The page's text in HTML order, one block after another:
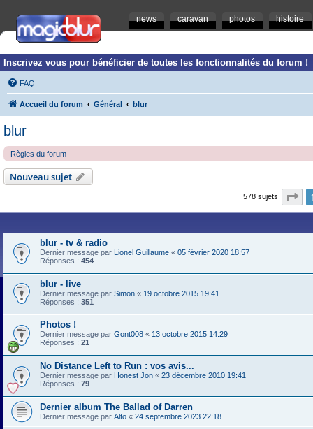
news caravan photos histoire
Inscrivez vous pour bénéficier de toutes les fonctionnalités du forum !
FAQ
Accueil du forum Général blur
blur
Règles du forum
Nouveau sujet
578 sujets
blur - tv & radio
Dernier message par Lionel Guillaume « 05 février 2020 18:57
Réponses : 454
blur - live
Dernier message par Simon « 19 octobre 2015 19:41
Réponses : 351
Photos !
Dernier message par Gont008 « 13 octobre 2015 14:29
Réponses : 21
No Distance Left to Run : vos avis...
Dernier message par Honest Jon « 23 décembre 2010 19:41
Réponses : 79
Dernier album The Ballad of Darren
Dernier message par Alto « 24 septembre 2023 22:18